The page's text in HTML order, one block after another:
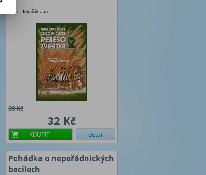
Autor: Juhaňák Jan
39 Kč
32 Kč
KOUPIT detail
Pohádka o nepořádnických
bacilech